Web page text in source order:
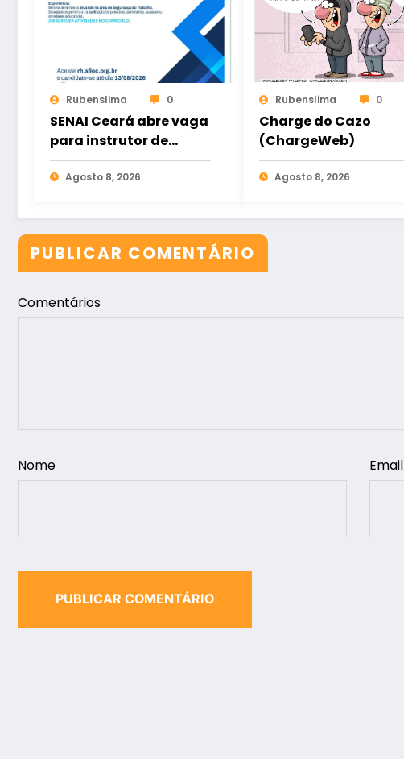
Rubenslima 0
SENAI Ceará abre vaga
para instrutor de
Segurança do
Trabalho em Sobral
Agosto 8, 2026
Rubenslima 0
Charge do Cazo
(ChargeWeb)
Agosto 8, 2026
PUBLICAR COMENTÁRIO
Comentários
Nome Email